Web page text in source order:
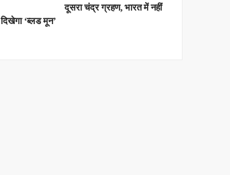
दूसरा चंद्र ग्रहण, भारत में नहीं
दिखेगा ‘ब्लड मून’